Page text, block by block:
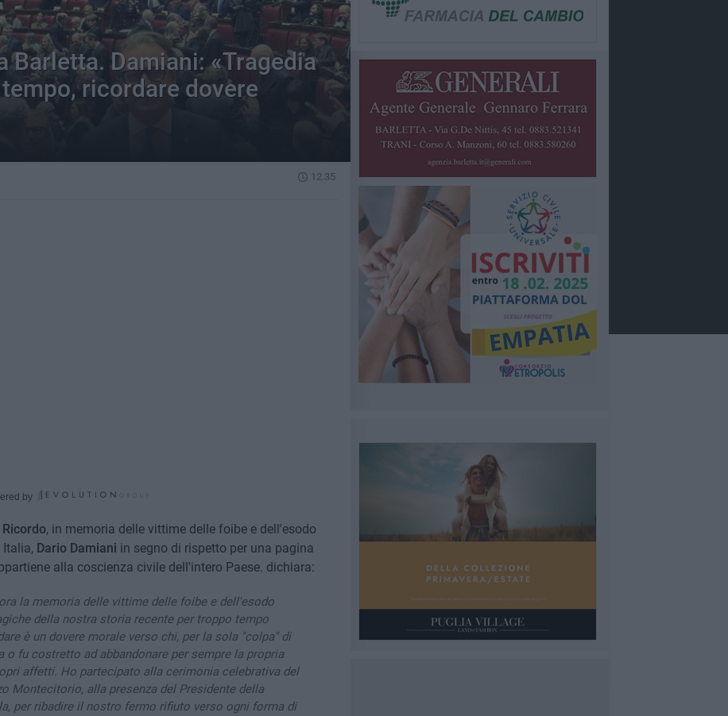
Barletta. Damiani: «Tragedia
ricordare dovere
12.35
by
, in memoria delle vittime delle foibe e dell'esodo
Dario Damiani in segno di rispetto per una pagina
alla coscienza civile dell'intero Paese. dichiara:
la memoria delle vittime delle foibe e dell'esodo
della nostra storia recente per troppo tempo
è un dovere morale verso chi, per la sola "colpa" di
o fu costretto ad abbandonare per sempre la propria
affetti. Ho partecipato alla cerimonia celebrativa del
Montecitorio, alla presenza del Presidente della
per ribadire il nostro fermo rifiuto verso ogni forma di